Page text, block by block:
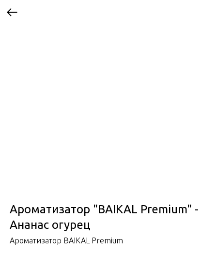
Ароматизатор "BAIKAL Premium" -
Ананас огурец
Ароматизатор BAIKAL Premium